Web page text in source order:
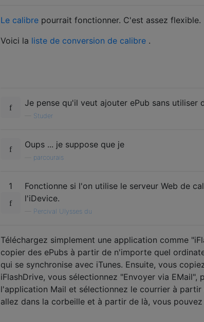
Le calibre pourrait fonctionner. C'est assez flexible.
Voici la liste de conversion de calibre .
Je pense qu'il veut ajouter ePub sans utiliser
Studer
Oups ... je suppose que je
parcourais
1 Fonctionne si l'on utilise le serveur Web de
l'iDevice.
Percival Ulysses du
Téléchargez simplement une application comme
copier des ePubs à partir de n'importe quel
qui se synchronise avec iTunes. Ensuite, vous
iFlashDrive, vous sélectionnez "Envoyer via EMail",
l'application Mail et sélectionnez le courrier à
allez dans la corbeille et à partir de là, vous